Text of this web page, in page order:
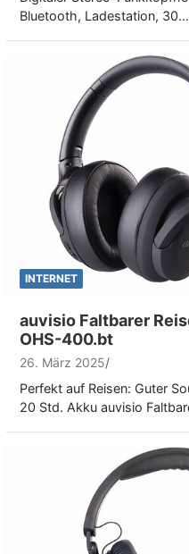
Bluetooth, Ladestation, 30…
INTERNET
auvisio Faltbarer
OHS-400.bt
26. März 2025
Perfekt auf Reisen: Guter
20 Std. Akku auvisio